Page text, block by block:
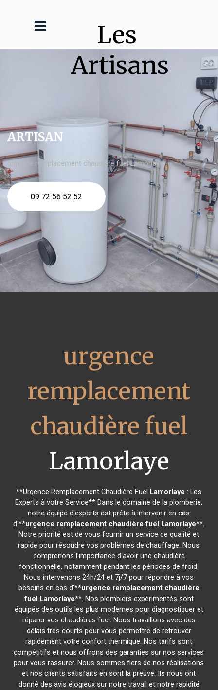
Les
Artisans
ARTISAN
urgence remplacement chaudière fuel Lamorlaye
09 72 56 52 52
urgence
remplacement
chaudière fuel
Lamorlaye
**Urgence Remplacement Chaudière Fuel Lamorlaye : Les
Experts à votre Service** Dans le domaine de la plomberie,
notre équipe d'experts est prête à intervenir en cas
d'**urgence remplacement chaudière fuel Lamorlaye**.
Notre priorité est de vous fournir un service de qualité et
rapide pour résoudre vos problèmes de chauffage. Nous
comprenons l'importance d'avoir une chaudière
fonctionnelle, notamment pendant les périodes de froid.
Nous intervenons 24h/24 et 7j/7 pour répondre à vos
besoins en cas d'**urgence remplacement chaudière
fuel Lamorlaye**. Nos plombiers expérimentés sont
équipés des outils les plus modernes pour diagnostiquer et
réparer vos chaudières fuel. Nous travaillons avec des
délais très courts pour vous permettre de retrouver
rapidement votre confort thermique. Nos tarifs sont
compétitifs et nous offrons des garanties sur nos services
pour vous rassurer. Nous sommes fiers de nos réalisations
et nos clients satisfaits en sont la preuve. Ils nous ont
donné des avis élogieux sur notre travail et notre rapidité